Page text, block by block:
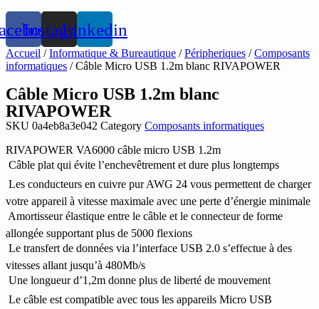
InstagramLinkedin
Accueil /Informatique & Bureautique /Péripheriques /Composants
informatiques / Câble Micro USB 1.2m blanc RIVAPOWER
Câble Micro USB 1.2m blanc
RIVAPOWER
SKU 0a4eb8a3e042 Category Composants informatiques
RIVAPOWER VA6000 câble micro USB 1.2m
 Câble plat qui évite l’enchevêtrement et dure plus longtemps
 Les conducteurs en cuivre pur AWG 24 vous permettent de charger
votre appareil à vitesse maximale avec une perte d’énergie minimale
 Amortisseur élastique entre le câble et le connecteur de forme
allongée supportant plus de 5000 flexions
 Le transfert de données via l’interface USB 2.0 s’effectue à des
vitesses allant jusqu’à 480Mb/s
 Une longueur d’1,2m donne plus de liberté de mouvement
 Le câble est compatible avec tous les appareils Micro USB